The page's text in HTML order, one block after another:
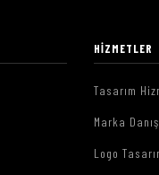
HIZMETLER
Tasarım
Marka
Logo